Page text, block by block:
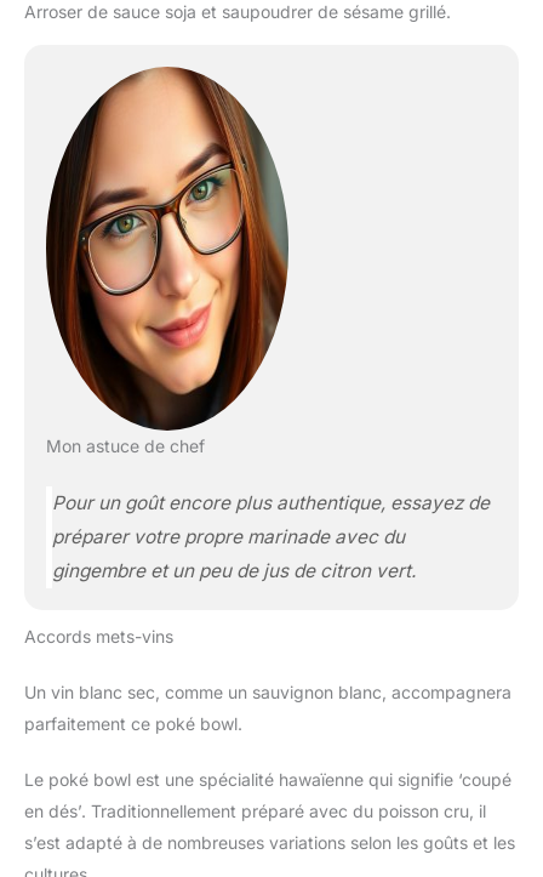
Arroser de sauce soja et saupoudrer de sésame grillé.
Mon astuce de chef
Pour un goût encore plus authentique, essayez de
préparer votre propre marinade avec du
gingembre et un peu de jus de citron vert.
Accords mets-vins
Un vin blanc sec, comme un sauvignon blanc, accompagnera
parfaitement ce poké bowl.
Le poké bowl est une spécialité hawaïenne qui signifie ‘coupé
en dés’. Traditionnellement préparé avec du poisson cru, il
s’est adapté à de nombreuses variations selon les goûts et les